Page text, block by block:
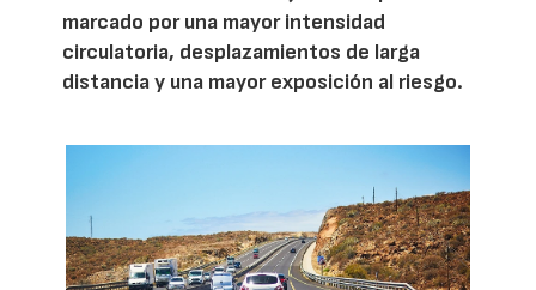
marcado por una mayor intensidad
circulatoria, desplazamientos de larga
distancia y una mayor exposición al riesgo.